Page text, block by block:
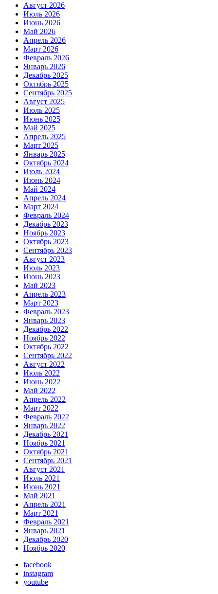
Август 2026
Июль 2026
Июнь 2026
Май 2026
Апрель 2026
Март 2026
Февраль 2026
Январь 2026
Декабрь 2025
Октябрь 2025
Сентябрь 2025
Август 2025
Июль 2025
Июнь 2025
Май 2025
Апрель 2025
Март 2025
Январь 2025
Октябрь 2024
Июль 2024
Июнь 2024
Май 2024
Апрель 2024
Март 2024
Февраль 2024
Декабрь 2023
Ноябрь 2023
Октябрь 2023
Сентябрь 2023
Август 2023
Июль 2023
Июнь 2023
Май 2023
Апрель 2023
Март 2023
Февраль 2023
Январь 2023
Декабрь 2022
Ноябрь 2022
Октябрь 2022
Сентябрь 2022
Август 2022
Июль 2022
Июнь 2022
Май 2022
Апрель 2022
Март 2022
Февраль 2022
Январь 2022
Декабрь 2021
Ноябрь 2021
Октябрь 2021
Сентябрь 2021
Август 2021
Июль 2021
Июнь 2021
Май 2021
Апрель 2021
Март 2021
Февраль 2021
Январь 2021
Декабрь 2020
Ноябрь 2020
facebook
instagram
youtube